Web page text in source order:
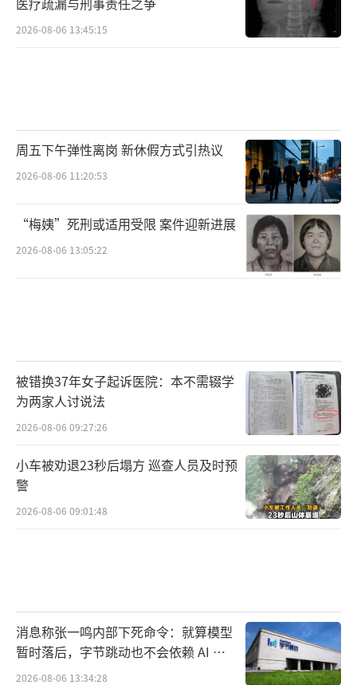
警示标识，开展汛期安全宣传提醒，加强卡点
值班值守，劝导过路群众防灾避险。
2026-08-06 13:45:15
周五下午弹性离岗 新休假方式引热议
2026-08-06 11:20:53
“梅姨”死刑或适用受限 案件迎新进展
2026-08-06 13:05:22
被错换37年女子起诉医院：本不需辍学
为两家人讨说法
2026-08-06 09:27:26
小车被劝退23秒后塌方 巡查人员及时预
警
2026-08-06 09:01:48
消息称张一鸣内部下死命令：就算模型
暂时落后，字节跳动也不会依赖 AI 蒸
馏技术
2026-08-06 13:34:28